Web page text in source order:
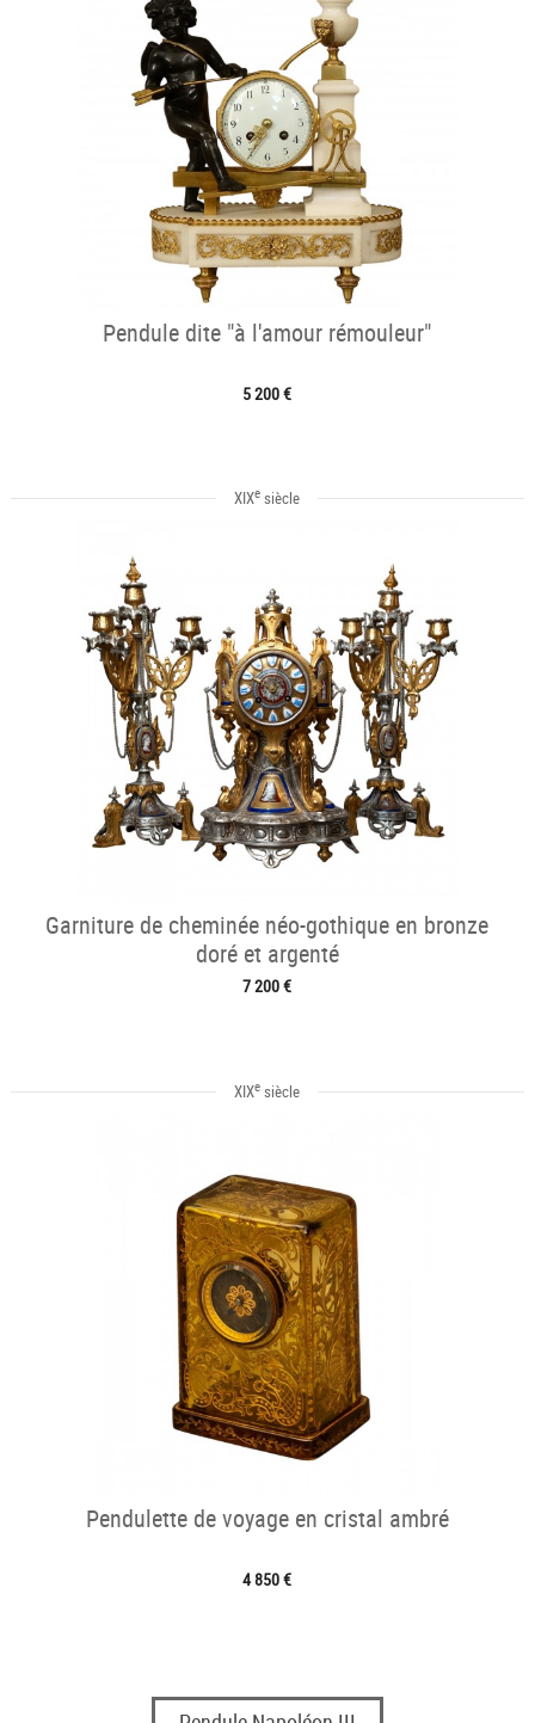
Pendule dite "à l'amour rémouleur"
5 200 €
XIXe siècle
Garniture de cheminée néo-gothique en bronze
doré et argenté
7 200 €
XIXe siècle
Pendulette de voyage en cristal ambré
4 850 €